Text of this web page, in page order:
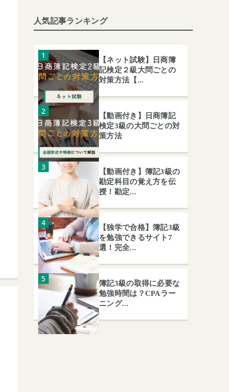
人気記事ランキング
【ネット試験】日商簿
記検定２級大問ごとの
対策方法【...
【動画付き】日商簿記
検定3級の大問ごとの対
策方法
【動画付き】簿記3級の
勘定科目の覚え方を伝
授！勘定...
【独学で合格】簿記3級
を勉強できるサイト7
選！完全...
簿記3級の取得に必要な
勉強時間は？CPAラー
ニング...